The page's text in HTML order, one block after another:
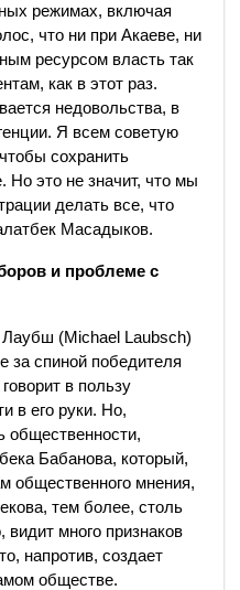
режимах, включая
что ни при Акаеве, ни
ресурсом власть так
как в этот раз.
недовольства, в
Я всем советую
сохранить
Но это не значит, что мы
делать все, что
Масадыков.
и проблеме с
(Michael Laubsch)
за спиной победителя
в пользу
в его руки. Но,
общественности,
Бабанова, который,
общественного мнения,
тем более, столь
видит много признаков
напротив, создает
обществе.